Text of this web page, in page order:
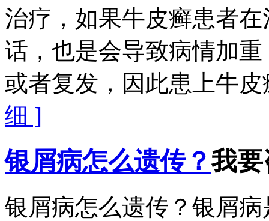
治疗，如果牛皮癣患者
话，也是会导致病情加
或者复发，因此患上牛
细 ]
银屑病怎么遗传？我
银屑病怎么遗传？银屑